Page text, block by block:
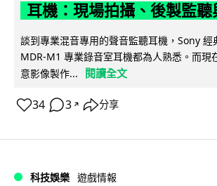
耳機：現場拍攝、後製監
談到專業混音專用的聲音監聽耳機，Sony 經
MDR-M1 專業錄音室耳機都為人熟悉。而現
意影像製作...
閱讀全文
34 3 ↗ 分享
科技娛樂 遊戲情報